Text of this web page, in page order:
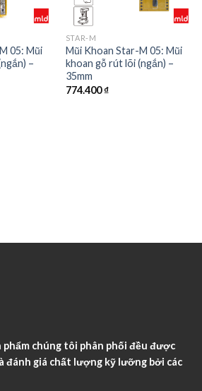
05: Mũi
–
STAR-M
Mũi Khoan Star-M 05: Mũi
khoan gỗ rút lõi (ngắn) –
35mm
774.400₫
phẩm chúng tôi phân phối đều được
đánh giá chất lượng kỹ lưỡng bởi các